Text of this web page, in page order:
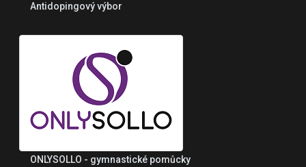
Antidopingový výbor
ONLYSOLLO - gymnastické pomůcky